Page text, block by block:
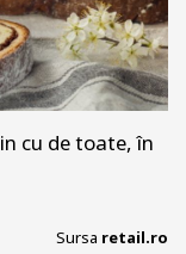
cu de toate, în
Sursa retail.ro